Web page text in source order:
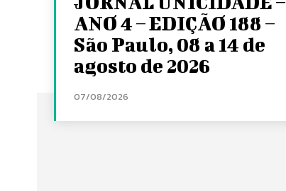
ANO 4 – EDIÇÃO 188 –
São Paulo, 08 a 14 de
agosto de 2026
07/08/2026